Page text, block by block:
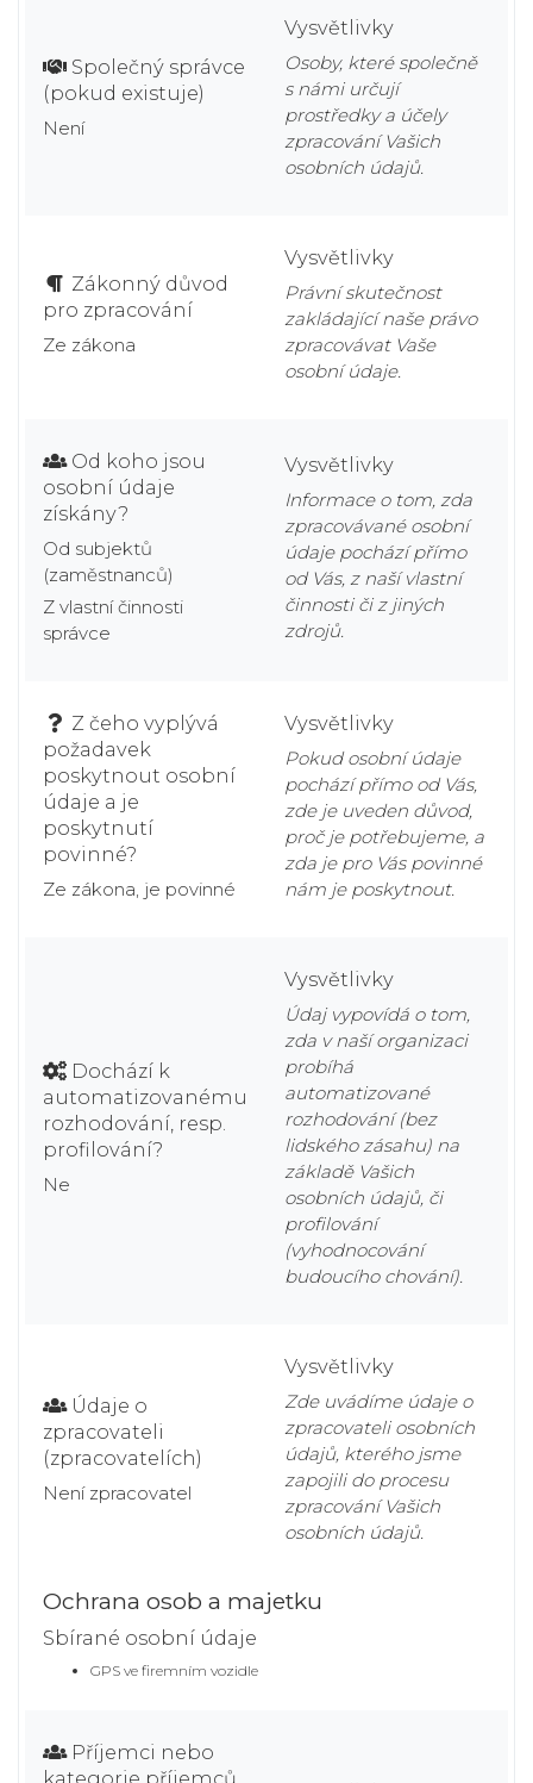
Společný správce
(pokud existuje)
Není
Vysvětlivky
Osoby, které společně
s námi určují
prostředky a účely
zpracování Vašich
osobních údajů.
Zákonný důvod
pro zpracování
Ze zákona
Vysvětlivky
Právní skutečnost
zakládající naše právo
zpracovávat Vaše
osobní údaje.
Od koho jsou
osobní údaje
získány?
Od subjektů
(zaměstnanců)
Z vlastní činnosti
správce
Vysvětlivky
Informace o tom, zda
zpracovávané osobní
údaje pochází přímo
od Vás, z naší vlastní
činnosti či z jiných
zdrojů.
Z čeho vyplývá
požadavek
poskytnout osobní
údaje a je
poskytnutí
povinné?
Ze zákona, je povinné
Vysvětlivky
Pokud osobní údaje
pochází přímo od Vás,
zde je uveden důvod,
proč je potřebujeme, a
zda je pro Vás povinné
nám je poskytnout.
Dochází k
automatizovanému
rozhodování, resp.
profilování?
Ne
Vysvětlivky
Údaj vypovídá o tom,
zda v naší organizaci
probíhá
automatizované
rozhodování (bez
lidského zásahu) na
základě Vašich
osobních údajů, či
profilování
(vyhodnocování
budoucího chování).
Údaje o
zpracovateli
(zpracovatelích)
Není zpracovatel
Vysvětlivky
Zde uvádíme údaje o
zpracovateli osobních
údajů, kterého jsme
zapojili do procesu
zpracování Vašich
osobních údajů.
Ochrana osob a majetku
Sbírané osobní údaje
GPS ve firemním vozidle
Příjemci nebo
kategorie příjemců